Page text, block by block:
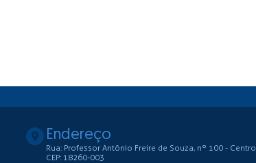
Endereço
Rua: Professor Antônio Freire de Souza, nº 100 - Centro
CEP: 18260-003